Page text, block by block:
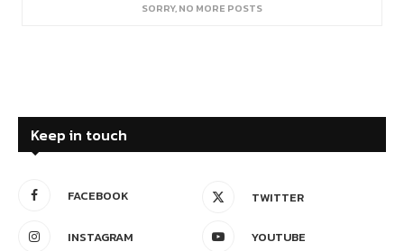
SORRY, NO MORE POSTS
Keep in touch
FACEBOOK TWITTER
INSTAGRAM YOUTUBE